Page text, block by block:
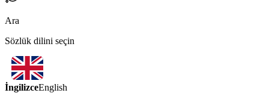
Ara
Sözlük dilini seçin
İngilizceEnglish